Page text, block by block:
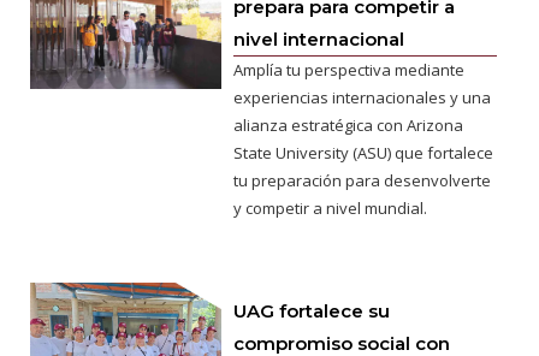
prepara para competir a
nivel internacional
Amplía tu perspectiva mediante
experiencias internacionales y una
alianza estratégica con Arizona
State University (ASU) que fortalece
tu preparación para desenvolverte
y competir a nivel mundial.
UAG fortalece su
compromiso social con